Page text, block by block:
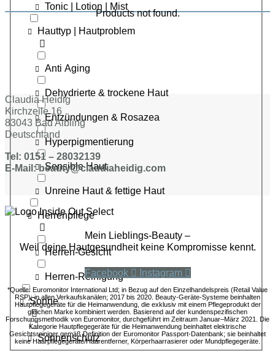
Tonic | Lotion | Mist
Hauttyp | Hautproblem
Anti Aging
Dehydrierte & trockene Haut
Entzündungen & Rosazea
Hyperpigmentierung
Sensible Haut
Unreine Haut & fettige Haut
Herrenpflege
Herren-Gesicht
Herren-Reinigung
Sonne
Sonnenschutz
Products not found.
Claudia Heidig
Kirchzeile 16
83043 Bad Aibling
Deutschland
Tel: 0151 – 28032139
E-Mail: beauty@claudiaheidig.com
Mein Lieblings-Beauty –
Weil deine Hautgesundheit keine Kompromisse kennt.
Facebook Instagram
*Quelle: Euromonitor International Ltd; in Bezug auf den Einzelhandelspreis (Retail Value
RSP); in allen Verkaufskanälen; 2017 bis 2020. Beauty-Geräte-Systeme beinhalten
Hautpflegegeräte für die Heimanwendung, die exklusiv mit einem Pflegeprodukt der
gleichen Marke kombiniert werden. Basierend auf der kundenspezifischen
Forschungsmethodik von Euromonitor, durchgeführt im Zeitraum Januar–März 2021. Die
Kategorie Hautpflegegeräte für die Heimanwendung beinhaltet elektrische
Gesichtsreiniger gemäß Definition der Euromonitor Passport-Datenbank; sie beinhaltet
keine Haarpflegegeräte/Haarentferner, Körperhaarrasierer oder Mundpflegegeräte.